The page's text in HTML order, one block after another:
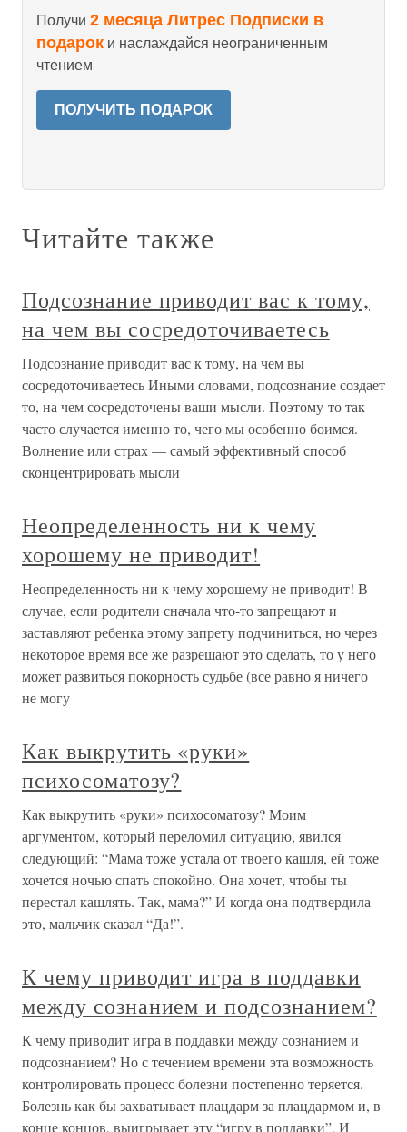
Получи 2 месяца Литрес Подписки в
подарок и наслаждайся неограниченным
чтением
ПОЛУЧИТЬ ПОДАРОК
Читайте также
Подсознание приводит вас к тому,
на чем вы сосредоточиваетесь
Подсознание приводит вас к тому, на чем вы
сосредоточиваетесь Иными словами, подсознание создает
то, на чем сосредоточены ваши мысли. Поэтому-то так
часто случается именно то, чего мы особенно боимся.
Волнение или страх — самый эффективный способ
сконцентрировать мысли
Неопределенность ни к чему
хорошему не приводит!
Неопределенность ни к чему хорошему не приводит! В
случае, если родители сначала что-то запрещают и
заставляют ребенка этому запрету подчиниться, но через
некоторое время все же разрешают это сделать, то у него
может развиться покорность судьбе (все равно я ничего
не могу
Как выкрутить «руки»
психосоматозу?
Как выкрутить «руки» психосоматозу? Моим
аргументом, который переломил ситуацию, явился
следующий: “Мама тоже устала от твоего кашля, ей тоже
хочется ночью спать спокойно. Она хочет, чтобы ты
перестал кашлять. Так, мама?” И когда она подтвердила
это, мальчик сказал “Да!”.
К чему приводит игра в поддавки
между сознанием и подсознанием?
К чему приводит игра в поддавки между сознанием и
подсознанием? Но с течением времени эта возможность
контролировать процесс болезни постепенно теряется.
Болезнь как бы захватывает плацдарм за плацдармом и, в
конце концов, выигрывает эту “игру в поддавки”. И